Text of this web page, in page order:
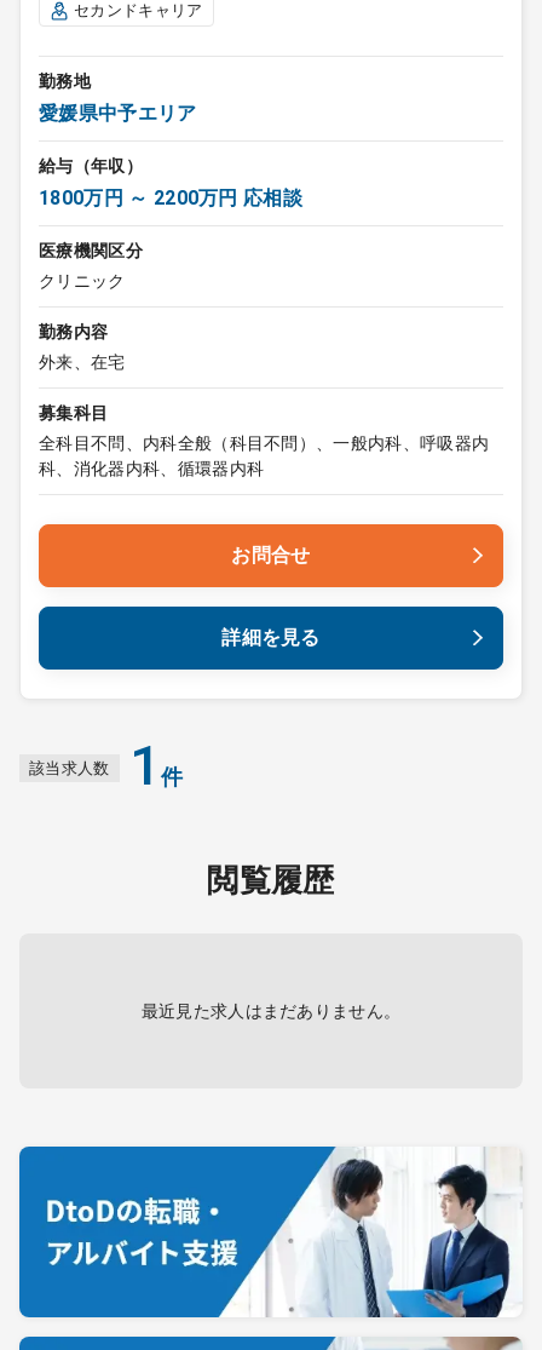
セカンドキャリア
勤務地
愛媛県中予エリア
給与（年収）
1800万円 ～ 2200万円 応相談
医療機関区分
クリニック
勤務内容
外来、在宅
募集科目
全科目不問、内科全般（科目不問）、一般内科、呼吸器内
科、消化器内科、循環器内科
お問合せ
詳細を見る
該当求人数 1 件
閲覧履歴
最近見た求人はまだありません。